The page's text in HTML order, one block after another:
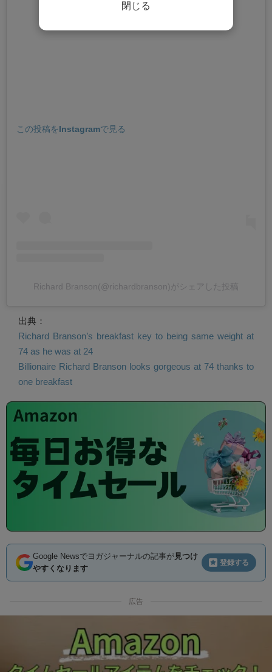
この投稿をInstagramで見る
Richard Branson(@richardbranson)がシェアした投稿
出典：
Richard Branson’s breakfast key to being same weight at
74 as he was at 24
Billionaire Richard Branson looks gorgeous at 74 thanks to
one breakfast
Google Newsでヨガジャーナルの記事が見つけ
やすくなります
登録する
広告
閉じる